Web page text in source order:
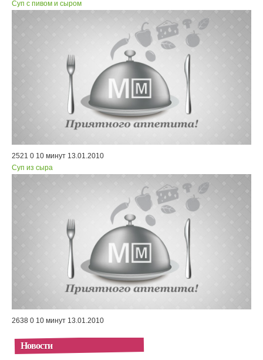
Суп с пивом и сыром
2521 0 10 минут 13.01.2010
Суп из сыра
2638 0 10 минут 13.01.2010
Новости